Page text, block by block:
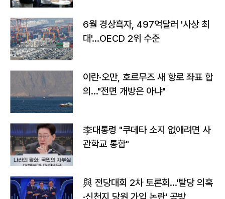
6월 경상흑자, 497억달러 '사상 최
대'…OECD 2위 수준
이란·오만, 호르무즈 새 항로 좌표 합
의…"전면 개방은 아냐"
李대통령 "쿠데타 소지 없애려면 사
관학교 통합"
與 전당대회 2차 토론회…'탈당 의혹